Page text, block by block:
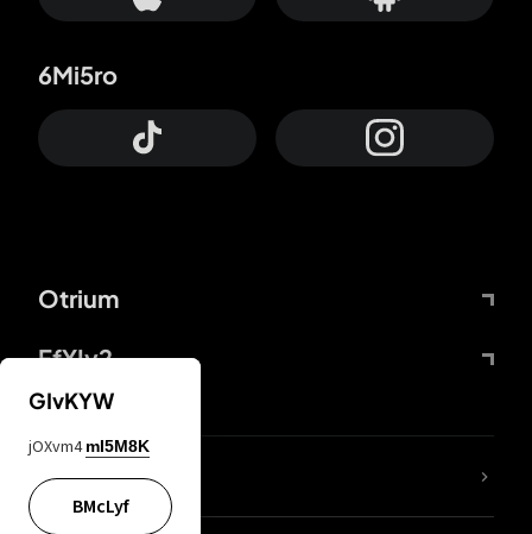
Otrium
FfYIy2
6Mi5ro
KIjvtr
GIvKYW
jOXvm4 mI5M8K
BMcLyf